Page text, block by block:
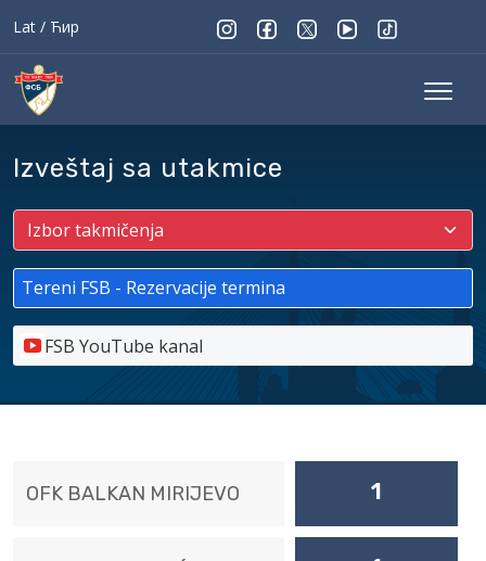
Lat / Ћир
Izveštaj sa utakmice
Tereni FSB - Rezervacije termina
FSB YouTube kanal
OFK BALKAN MIRIJEVO 1